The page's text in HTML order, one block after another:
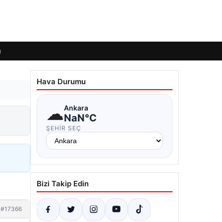
#17366
Hava Durumu
☁Ankara
NaN°C
ŞEHIR SEÇ
Bizi Takip Edin